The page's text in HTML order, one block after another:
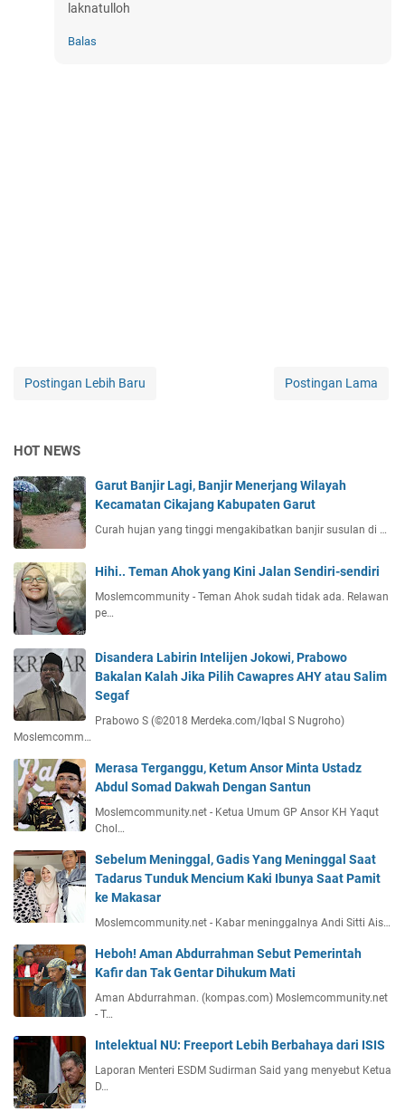
laknatulloh
Balas
Postingan Lebih Baru Postingan Lama
HOT NEWS
Garut Banjir Lagi, Banjir Menerjang Wilayah
Kecamatan Cikajang Kabupaten Garut
Curah hujan yang tinggi mengakibatkan banjir susulan di …
Hihi.. Teman Ahok yang Kini Jalan Sendiri-sendiri
Moslemcommunity - Teman Ahok sudah tidak ada. Relawan
pe…
Disandera Labirin Intelijen Jokowi, Prabowo
Bakalan Kalah Jika Pilih Cawapres AHY atau Salim
Segaf
Prabowo S (©2018 Merdeka.com/Iqbal S Nugroho)
Moslemcomm…
Merasa Terganggu, Ketum Ansor Minta Ustadz
Abdul Somad Dakwah Dengan Santun
Moslemcommunity.net - Ketua Umum GP Ansor KH Yaqut
Chol…
Sebelum Meninggal, Gadis Yang Meninggal Saat
Tadarus Tunduk Mencium Kaki Ibunya Saat Pamit
ke Makasar
Moslemcommunity.net - Kabar meninggalnya Andi Sitti Ais…
Heboh! Aman Abdurrahman Sebut Pemerintah
Kafir dan Tak Gentar Dihukum Mati
Aman Abdurrahman. (kompas.com) Moslemcommunity.net
- T…
Intelektual NU: Freeport Lebih Berbahaya dari ISIS
Laporan Menteri ESDM Sudirman Said yang menyebut Ketua
D…